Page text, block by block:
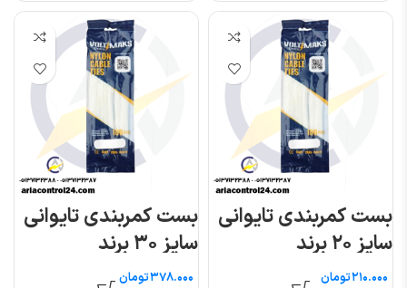
بست کمربندی تایوانی
سایز ۲۰ برند
VOLTIMAKS
تومان
بست کمربندی تایوانی
سایز ۳۰ برند
VOLTIMAKS
تومان